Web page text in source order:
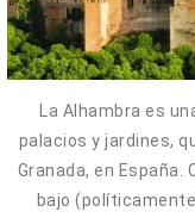
La Alhambra es
palacios y jardines,
Granada, en
bajo